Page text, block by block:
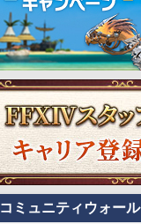
コミュニティウォール